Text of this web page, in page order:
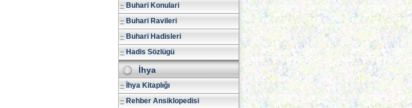
Buhari Konulari
Buhari Ravileri
Buhari Hadisleri
Hadis Sözlügü
İhya
İhya Kitaplığı
Rehber Ansiklopedisi